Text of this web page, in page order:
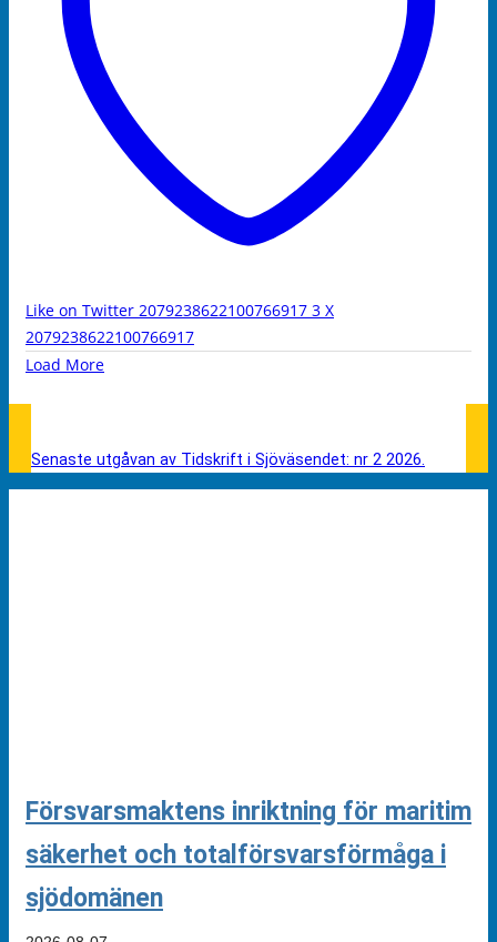
Like on Twitter 2079238622100766917 3 X
2079238622100766917
Load More
Senaste utgåvan av Tidskrift i Sjöväsendet: nr 2 2026.
Försvarsmaktens inriktning för maritim
säkerhet och totalförsvarsförmåga i
sjödomänen